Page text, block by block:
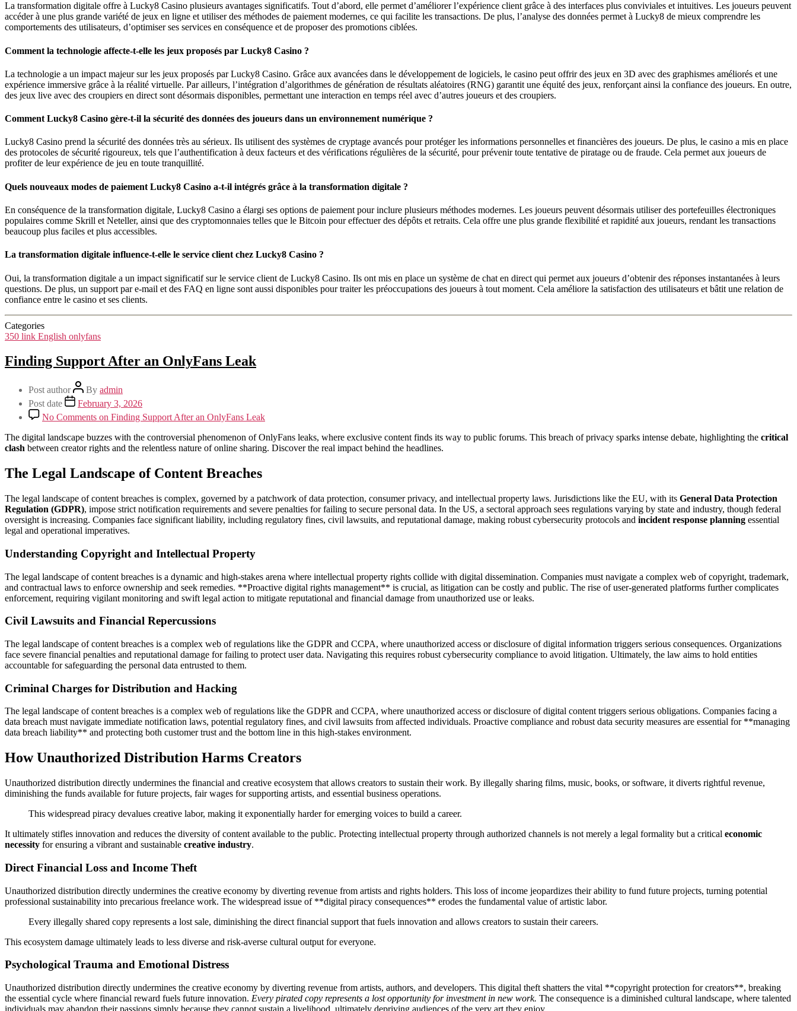
La transformation digitale offre à Lucky8 Casino plusieurs avantages significatifs. Tout d’abord, elle permet d’améliorer l’expérience client grâce à des interfaces plus conviviales et intuitives. Les joueurs peuvent
accéder à une plus grande variété de jeux en ligne et utiliser des méthodes de paiement modernes, ce qui facilite les transactions. De plus, l’analyse des données permet à Lucky8 de mieux comprendre les
comportements des utilisateurs, d’optimiser ses services en conséquence et de proposer des promotions ciblées.
Comment la technologie affecte-t-elle les jeux proposés par Lucky8 Casino ?
La technologie a un impact majeur sur les jeux proposés par Lucky8 Casino. Grâce aux avancées dans le développement de logiciels, le casino peut offrir des jeux en 3D avec des graphismes améliorés et une
expérience immersive grâce à la réalité virtuelle. Par ailleurs, l’intégration d’algorithmes de génération de résultats aléatoires (RNG) garantit une équité des jeux, renforçant ainsi la confiance des joueurs. En outre,
des jeux live avec des croupiers en direct sont désormais disponibles, permettant une interaction en temps réel avec d’autres joueurs et des croupiers.
Comment Lucky8 Casino gère-t-il la sécurité des données des joueurs dans un environnement numérique ?
Lucky8 Casino prend la sécurité des données très au sérieux. Ils utilisent des systèmes de cryptage avancés pour protéger les informations personnelles et financières des joueurs. De plus, le casino a mis en place
des protocoles de sécurité rigoureux, tels que l’authentification à deux facteurs et des vérifications régulières de la sécurité, pour prévenir toute tentative de piratage ou de fraude. Cela permet aux joueurs de
profiter de leur expérience de jeu en toute tranquillité.
Quels nouveaux modes de paiement Lucky8 Casino a-t-il intégrés grâce à la transformation digitale ?
En conséquence de la transformation digitale, Lucky8 Casino a élargi ses options de paiement pour inclure plusieurs méthodes modernes. Les joueurs peuvent désormais utiliser des portefeuilles électroniques
populaires comme Skrill et Neteller, ainsi que des cryptomonnaies telles que le Bitcoin pour effectuer des dépôts et retraits. Cela offre une plus grande flexibilité et rapidité aux joueurs, rendant les transactions
beaucoup plus faciles et plus accessibles.
La transformation digitale influence-t-elle le service client chez Lucky8 Casino ?
Oui, la transformation digitale a un impact significatif sur le service client de Lucky8 Casino. Ils ont mis en place un système de chat en direct qui permet aux joueurs d’obtenir des réponses instantanées à leurs
questions. De plus, un support par e-mail et des FAQ en ligne sont aussi disponibles pour traiter les préoccupations des joueurs à tout moment. Cela améliore la satisfaction des utilisateurs et bâtit une relation de
confiance entre le casino et ses clients.
Categories
350 link English onlyfans
Finding Support After an OnlyFans Leak
Post author By admin
Post date
February 3, 2026
No Comments on Finding Support After an OnlyFans Leak
The digital landscape buzzes with the controversial phenomenon of OnlyFans leaks, where exclusive content finds its way to public forums. This breach of privacy sparks intense debate, highlighting the critical
clash between creator rights and the relentless nature of online sharing. Discover the real impact behind the headlines.
The Legal Landscape of Content Breaches
The legal landscape of content breaches is complex, governed by a patchwork of data protection, consumer privacy, and intellectual property laws. Jurisdictions like the EU, with its General Data Protection
Regulation (GDPR), impose strict notification requirements and severe penalties for failing to secure personal data. In the US, a sectoral approach sees regulations varying by state and industry, though federal
oversight is increasing. Companies face significant liability, including regulatory fines, civil lawsuits, and reputational damage, making robust cybersecurity protocols and incident response planning essential
legal and operational imperatives.
Understanding Copyright and Intellectual Property
The legal landscape of content breaches is a dynamic and high-stakes arena where intellectual property rights collide with digital dissemination. Companies must navigate a complex web of copyright, trademark,
and contractual laws to enforce ownership and seek remedies. **Proactive digital rights management** is crucial, as litigation can be costly and public. The rise of user-generated platforms further complicates
enforcement, requiring vigilant monitoring and swift legal action to mitigate reputational and financial damage from unauthorized use or leaks.
Civil Lawsuits and Financial Repercussions
The legal landscape of content breaches is a complex web of regulations like the GDPR and CCPA, where unauthorized access or disclosure of digital information triggers serious consequences. Organizations
face severe financial penalties and reputational damage for failing to protect user data. Navigating this requires robust cybersecurity compliance to avoid litigation. Ultimately, the law aims to hold entities
accountable for safeguarding the personal data entrusted to them.
Criminal Charges for Distribution and Hacking
The legal landscape of content breaches is a complex web of regulations like the GDPR and CCPA, where unauthorized access or disclosure of digital content triggers serious obligations. Companies facing a
data breach must navigate immediate notification laws, potential regulatory fines, and civil lawsuits from affected individuals. Proactive compliance and robust data security measures are essential for **managing
data breach liability** and protecting both customer trust and the bottom line in this high-stakes environment.
How Unauthorized Distribution Harms Creators
Unauthorized distribution directly undermines the financial and creative ecosystem that allows creators to sustain their work. By illegally sharing films, music, books, or software, it diverts rightful revenue,
diminishing the funds available for future projects, fair wages for supporting artists, and essential business operations.
This widespread piracy devalues creative labor, making it exponentially harder for emerging voices to build a career.
It ultimately stifles innovation and reduces the diversity of content available to the public. Protecting intellectual property through authorized channels is not merely a legal formality but a critical economic
necessity for ensuring a vibrant and sustainable creative industry.
Direct Financial Loss and Income Theft
Unauthorized distribution directly undermines the creative economy by diverting revenue from artists and rights holders. This loss of income jeopardizes their ability to fund future projects, turning potential
professional sustainability into precarious freelance work. The widespread issue of **digital piracy consequences** erodes the fundamental value of artistic labor.
Every illegally shared copy represents a lost sale, diminishing the direct financial support that fuels innovation and allows creators to sustain their careers.
This ecosystem damage ultimately leads to less diverse and risk-averse cultural output for everyone.
Psychological Trauma and Emotional Distress
Unauthorized distribution directly undermines the creative economy by diverting revenue from artists, authors, and developers. This digital theft shatters the vital **copyright protection for creators**, breaking
the essential cycle where financial reward fuels future innovation. Every pirated copy represents a lost opportunity for investment in new work. The consequence is a diminished cultural landscape, where talented